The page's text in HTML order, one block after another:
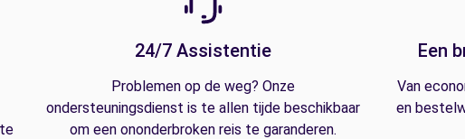
24/7 Assistentie
Problemen op de weg? Onze
ondersteuningsdienst is te allen tijde beschikbaar
om een ononderbroken reis te garanderen.
Een
Van
en